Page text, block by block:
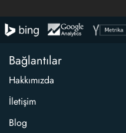
Bağlantılar
Hakkımızda
İletişim
Blog